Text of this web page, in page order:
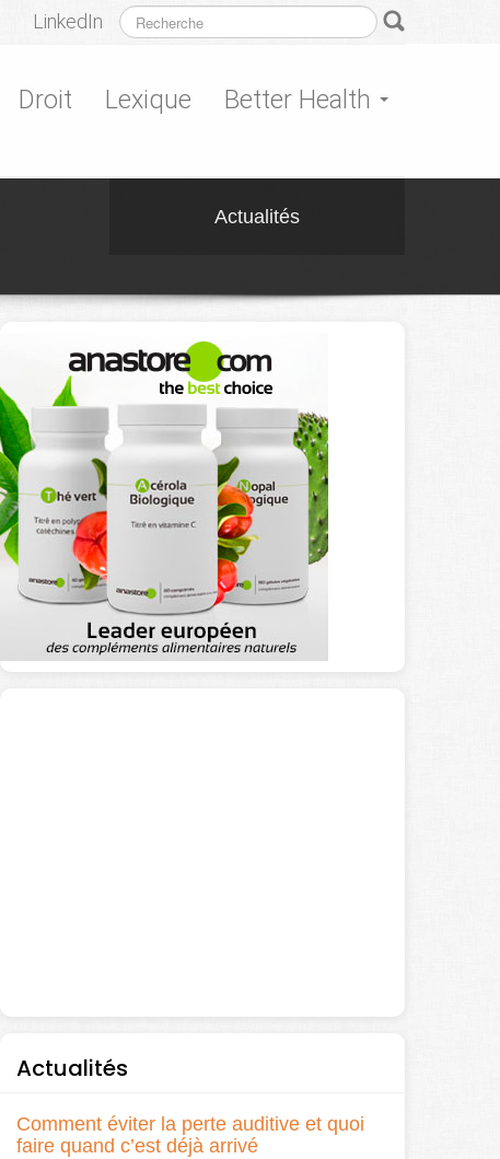
LinkedIn
Droit Lexique Better Health
Actualités
Actualités
Comment éviter la perte auditive et quoi
faire quand c’est déjà arrivé